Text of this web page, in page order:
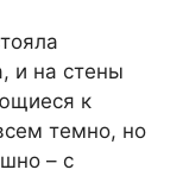
и на стены
к
темно, но
– с